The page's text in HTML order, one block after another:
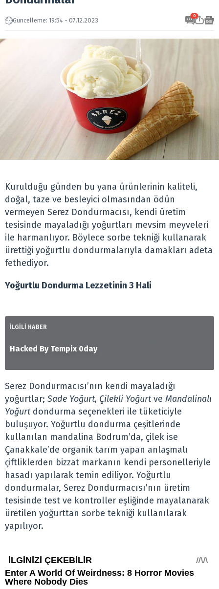
Güncelleme: 19:54 - 07.12.2023
0
Kurulduğu günden bu yana ürünlerinin kaliteli,
doğal, taze ve besleyici olmasından ödün
vermeyen Serez Dondurmacısı, kendi üretim
tesisinde mayaladığı yoğurtları mevsim meyveleri
ile harmanlıyor. Böylece sorbe tekniği kullanarak
ürettiği yoğurtlu dondurmalarıyla damakları adeta
fethediyor.
Yoğurtlu Dondurma Lezzetinin 3 Hali
İLGİLİ HABER
Hacked By Tempix 0day
Serez Dondurmacısı’nın kendi mayaladığı
yoğurtlar; Sade Yoğurt, Çilekli Yoğurtve Mandalinalı
Yoğurtdondurma seçenekleri ile tüketiciyle
buluşuyor. Yoğurtlu dondurma çeşitlerinde
kullanılan mandalina Bodrum’da, çilek ise
Çanakkale’de organik tarım yapan anlaşmalı
çiftliklerden bizzat markanın kendi personelleriyle
hasadı yapılarak temin ediliyor. Yoğurtlu
dondurmalar, Serez Dondurmacısı’nın üretim
tesisinde test ve kontroller eşliğinde mayalanarak
üretilen yoğurttan sorbe tekniği kullanılarak
yapılıyor.